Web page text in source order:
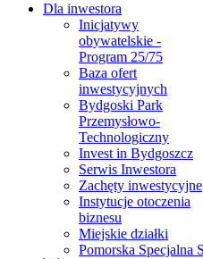
Dla inwestora
Inicjatywy
obywatelskie -
Program 25/75
Baza ofert
inwestycyjnych
Bydgoski Park
Przemysłowo-
Technologiczny
Invest in Bydgoszcz
Serwis Inwestora
Zachęty inwestycyjne
Instytucje otoczenia
biznesu
Miejskie działki
Pomorska Specjalna